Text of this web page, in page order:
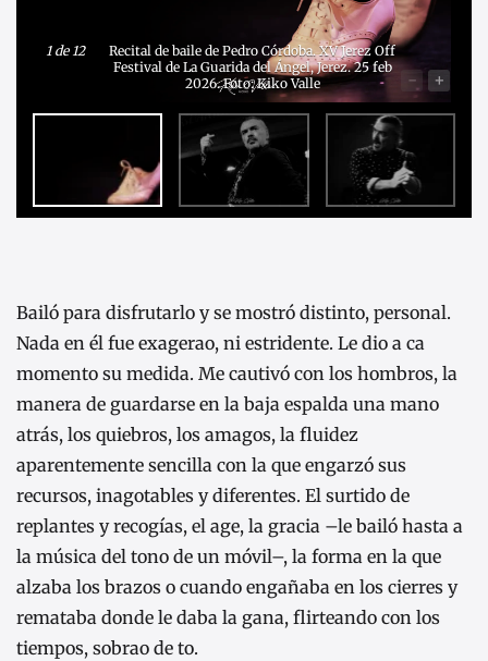
1de 12
Recital de baile de Pedro Córdoba. XV Jerez Off
Festival de La Guarida del Ángel, Jerez. 25 feb
2026. Foto: Kiko Valle
- +
Bailó para disfrutarlo y se mostró distinto, personal.
Nada en él fue exagerao, ni estridente. Le dio a ca
momento su medida. Me cautivó con los hombros, la
manera de guardarse en la baja espalda una mano
atrás, los quiebros, los amagos, la fluidez
aparentemente sencilla con la que engarzó sus
recursos, inagotables y diferentes. El surtido de
replantes y recogías, el age, la gracia –le bailó hasta a
la música del tono de un móvil–, la forma en la que
alzaba los brazos o cuando engañaba en los cierres y
remataba donde le daba la gana, flirteando con los
tiempos, sobrao de to.